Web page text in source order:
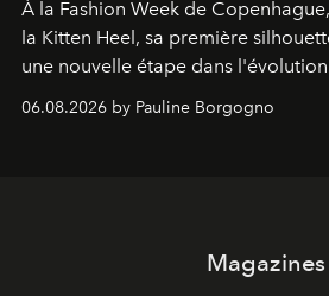
À la Fashion Week de
la Kitten Heel, sa première
une nouvelle étape dans
06.08.2026 by Pauline Borgogno
Magazines